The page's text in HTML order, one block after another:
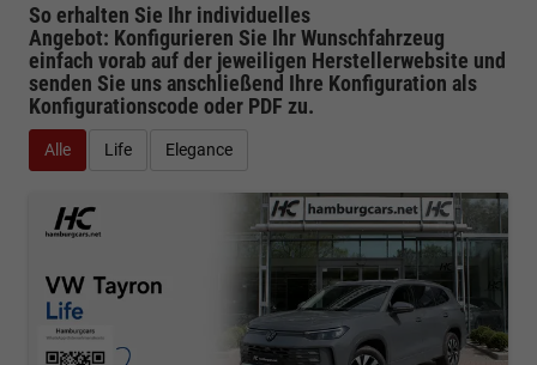
So erhalten Sie Ihr individuelles
Angebot: Konfigurieren Sie Ihr Wunschfahrzeug
einfach vorab auf der jeweiligen Herstellerwebsite und
senden Sie uns anschließend Ihre Konfiguration als
Konfigurationscode oder PDF zu.
Alle Life Elegance